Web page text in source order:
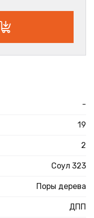
-
19
2
Соул 323
Поры дерева
ДПП